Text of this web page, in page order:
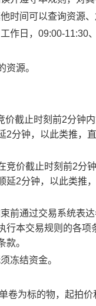
时间可以查询资源
作日，09:00-11:30
资源。
价截止时刻前2分钟
2分钟，以此类推，
竞价截止时刻前2分
延2分钟，以此类推
前通过交易系统表
行本交易规则的各
款。
冻结资金。
卷为标的物，起拍